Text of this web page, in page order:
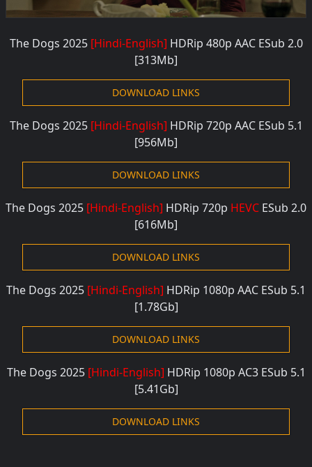
The Dogs 2025 [Hindi-English] HDRip 480p AAC ESub 2.0
[313Mb]
DOWNLOAD LINKS
The Dogs 2025 [Hindi-English] HDRip 720p AAC ESub 5.1
[956Mb]
DOWNLOAD LINKS
The Dogs 2025 [Hindi-English] HDRip 720p HEVC ESub 2.0
[616Mb]
DOWNLOAD LINKS
The Dogs 2025 [Hindi-English] HDRip 1080p AAC ESub 5.1
[1.78Gb]
DOWNLOAD LINKS
The Dogs 2025 [Hindi-English] HDRip 1080p AC3ESub 5.1
[5.41Gb]
DOWNLOAD LINKS